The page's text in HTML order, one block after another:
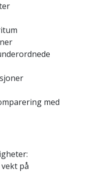
med
på